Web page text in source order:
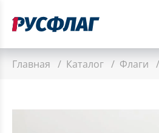
Главная / Каталог / Флаги /